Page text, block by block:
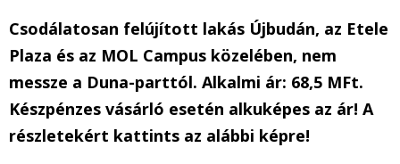
Csodálatosan felújított lakás Újbudán, az Etele
Plaza és az MOL Campus közelében, nem
messze a Duna-parttól. Alkalmi ár: 68,5 MFt.
Készpénzes vásárló esetén alkuképes az ár! A
részletekért kattints az alábbi képre!